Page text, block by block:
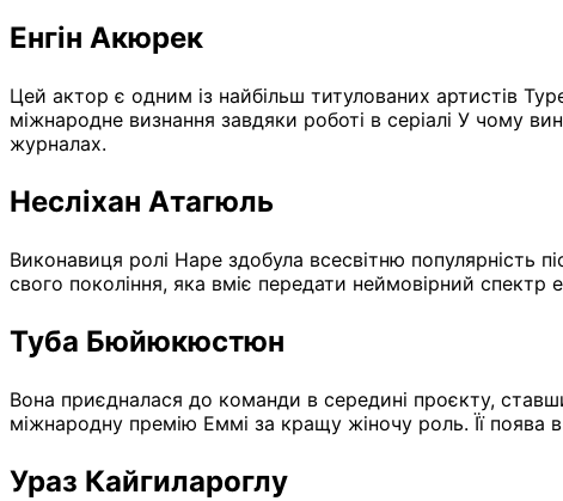
Енгін Акюрек
Цей актор є одним із найбільш титулованих артистів
міжнародне визнання завдяки роботі в серіалі У чому
журналах.
Несліхан Атагюль
Виконавиця ролі Наре здобула всесвітню популярність
свого покоління, яка вміє передати неймовірний спектр
Туба Бюйюкюстюн
Вона приєдналася до команди в середині проєкту,
міжнародну премію Еммі за кращу жіночу роль. Її поява
Ураз Кайгилароглу